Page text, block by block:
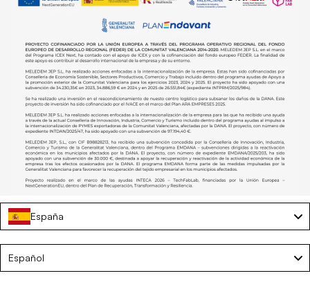
Tumbona de playa reclinable con parasol – TIVOLI
€59,50 €119,00
España
Español